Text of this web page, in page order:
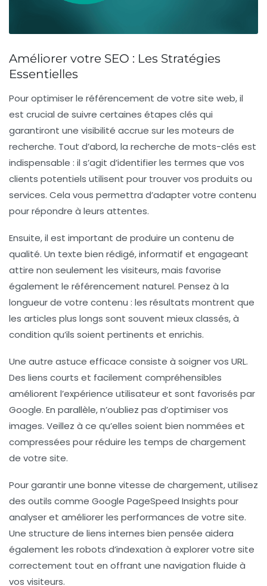
Améliorer votre SEO : Les Stratégies
Essentielles
Pour optimiser le référencement de votre site web, il
est crucial de suivre certaines étapes clés qui
garantiront une visibilité accrue sur les moteurs de
recherche. Tout d’abord, la recherche de mots-clés est
indispensable : il s’agit d’identifier les termes que vos
clients potentiels utilisent pour trouver vos produits ou
services. Cela vous permettra d’adapter votre contenu
pour répondre à leurs attentes.
Ensuite, il est important de produire un contenu de
qualité. Un texte bien rédigé, informatif et engageant
attire non seulement les visiteurs, mais favorise
également le référencement naturel. Pensez à la
longueur de votre contenu : les résultats montrent que
les articles plus longs sont souvent mieux classés, à
condition qu’ils soient pertinents et enrichis.
Une autre astuce efficace consiste à soigner vos URL.
Des liens courts et facilement compréhensibles
améliorent l’expérience utilisateur et sont favorisés par
Google. En parallèle, n’oubliez pas d’optimiser vos
images. Veillez à ce qu’elles soient bien nommées et
compressées pour réduire les temps de chargement
de votre site.
Pour garantir une bonne vitesse de chargement, utilisez
des outils comme Google PageSpeed Insights pour
analyser et améliorer les performances de votre site.
Une structure de liens internes bien pensée aidera
également les robots d’indexation à explorer votre site
correctement tout en offrant une navigation fluide à
vos visiteurs.